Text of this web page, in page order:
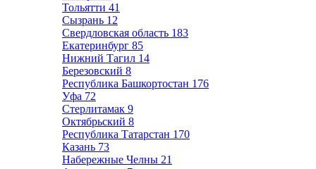
Тольятти 41
Сызрань 12
Свердловская область 183
Екатеринбург 85
Нижний Тагил 14
Березовский 8
Республика Башкортостан 176
Уфа 72
Стерлитамак 9
Октябрьский 8
Республика Татарстан 170
Казань 73
Набережные Челны 21